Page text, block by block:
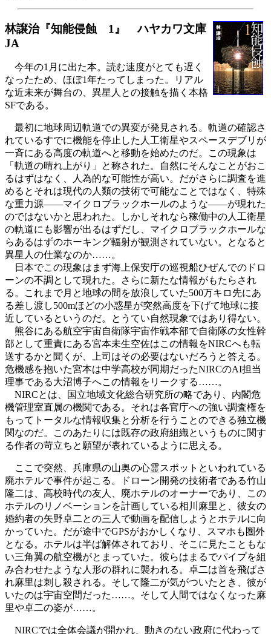
林譲治『知能侵蝕 1』 ハヤカワ文庫
JA
今年の1月に出た本。読む速度がとても遅く
なったため、ほぼ1年たってしまった。リアル
な近未来が舞台の、異星人との接触を描く本格
SFである。
最初に地球周辺軌道での異変が発見される。軌道の確認さ
れているすでに機能を停止した人工衛星やスペースデブリが
一斉にある高度の軌道へと移動を始めたのだ。この現象は
「軌道の晴れ上がり」と称された。自然にそんなことがおこ
るはずはなく、人為的な可能性が高い。だがさらに調査を進
めるとそれは現代の人類の技術で可能なことではなく、特殊
な重力源――マイクロブラックホールのような――が現れた
のではないかと思われた。しかしそれなら稼働中の人工衛星
の軌道にも影響が出るはずだし、マイクロブラックホールな
らあるはずのホーキング輻射が観測されていない。となると
異星人の仕業なのか……。
日本でこの現象はまず海上保安庁の巡視船ひぜんでのドロ
ーンの不調として現れた。さらに新たな情報がもたらされ
る。これまで月と地球の間を放浪していた500万キロ先にあ
る差し渡し500mほどの小惑星が突然高度を下げて地球に接
近しているというのだ。とうてい自然現象ではあり得ない。
熊谷にある航空宇宙自衛隊宇宙作戦本部で自衛隊の女性幹
部として重責にある宮本未生空佐はこの情報をNIRCへも転
送するかと聞くが、上司はその必要はないだろうと答える。
危機感を抱いた宮本は中学高校が同期だったNIRCのAI担当
理事である大沼博子へこの情報をリークする……。
NIRCとは、国立地域文化総合研究所の略であり、内閣危
機管理室直属の機関である。それは各官庁への強い調査権を
もってトータルな情報収集と分析を行うことのできる独立機
関なのだ。このあたりには既存の政府組織というものに関す
る作者の苛立ちと願望が表れているように思える。
ここで突然、兵庫県の山奥の心霊スポットといわれている
廃ホテルで事件が起こる。ドローン開発の技術者である竹山
隆二は、高校時代の友人、廃ホテルのオーナーであり、この
ホテルのリノベーションを計画している相川麻里と、彼女の
婚約者の矢野卓二との三人で動画を配信しようとホテルに向
かっていた。だが途中でGPSがおかしくなり、スマホも圏外
となる。ホテルは半ば解体されており、そこに見たこともな
い三角翼の航空機がとまっていた。彼らはまるでパイプを組
み合わせたような人形の群れに襲われる。卓二は首を飛ばさ
れ麻里は刺し殺される。そして隆二が気がついたとき、彼が
いたのは宇宙空間だった……。そして人間ではなくなった麻
里や卓二の姿が……。
NIRCでは全体会議が開かれ、動きのない政府に代わって